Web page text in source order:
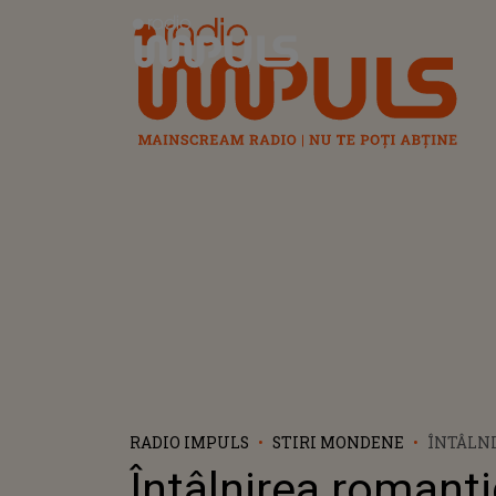
Radio Impuls
RADIO IMPULS STIRI MONDENE